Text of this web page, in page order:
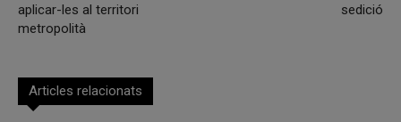
aplicar-les al territori
metropolità
sedició
Articles relacionats